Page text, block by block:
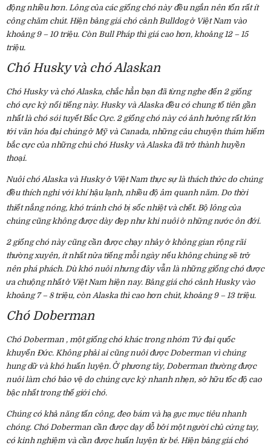
động nhiều hơn. Lông của các giống chó này đều ngắn nên tốn rất ít
công chăm chút. Hiện bảng giá chó cảnh Bulldog ở Việt Nam vào
khoảng 9 – 10 triệu. Còn Bull Pháp thì giá cao hơn, khoảng 12 – 15
triệu.
Chó Husky và chó Alaskan
Chó Husky và chó Alaska, chắc hẳn bạn đã từng nghe đến 2 giống
chó cực kỳ nổi tiếng này. Husky và Alaska đều có chung tổ tiên gần
nhất là chó sói tuyết Bắc Cực. 2 giống chó này có ảnh hưởng rất lớn
tới văn hóa đại chúng ở Mỹ và Canada, những câu chuyện thám hiểm
bắc cực của những chú chó Husky và Alaska đã trở thành huyền
thoại.
Nuôi chó Alaska và Husky ở Việt Nam thực sự là thách thức do chúng
đều thích nghi với khí hậu lạnh, nhiều độ âm quanh năm. Do thời
thiết nắng nóng, khó tránh chó bị sốc nhiệt và chết. Bộ lông của
chúng cũng không được dày đẹp như khi nuôi ở những nước ôn đới.
2 giống chó này cũng cần được chạy nhảy ở không gian rộng rãi
thường xuyên, ít nhất nửa tiếng mỗi ngày nếu không chúng sẽ trở
nên phá phách. Dù khó nuôi nhưng đây vẫn là những giống chó được
ưa chuộng nhất ở Việt Nam hiện nay. Bảng giá chó cảnh Husky vào
khoảng 7 – 8 triệu, còn Alaska thì cao hơn chút, khoảng 9 – 13 triệu.
Chó Doberman
Chó Doberman , một giống chó khác trong nhóm Tứ đại quốc
khuyển Đức. Không phải ai cũng nuôi được Doberman vì chúng
hung dữ và khó huấn luyện. Ở phương tây, Doberman thường được
nuôi làm chó bảo vệ do chúng cực kỳ nhanh nhẹn, sở hữu tốc độ cao
bậc nhất trong thế giới chó.
Chúng có khả năng tấn công, đeo bám và hạ gục mục tiêu nhanh
chóng. Chó Doberman cần được dạy dỗ bởi một người chủ cứng tay,
có kinh nghiệm và cần được huấn luyện từ bé. Hiện bảng giá chó